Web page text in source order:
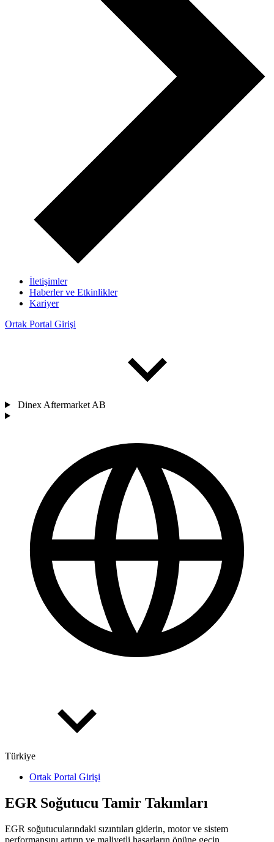
İletişimler
Haberler ve Etkinlikler
Kariyer
Ortak Portal Girişi
Dinex Aftermarket AB
Türkiye
Ortak Portal Girişi
EGR Soğutucu Tamir Takımları
EGR soğutucularındaki sızıntıları giderin, motor ve sistem
performansını artırın ve maliyetli hasarların önüne geçin.